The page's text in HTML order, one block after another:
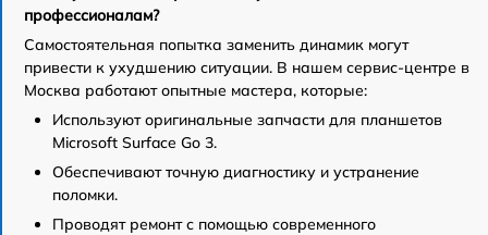
профессионалам?
Самостоятельная попытка заменить динамик могут
привести к ухудшению ситуации. В нашем сервис-центре в
Москва работают опытные мастера, которые:
Используют оригинальные запчасти для планшетов
Microsoft Surface Go 3.
Обеспечивают точную диагностику и устранение
поломки.
Проводят ремонт с помощью современного